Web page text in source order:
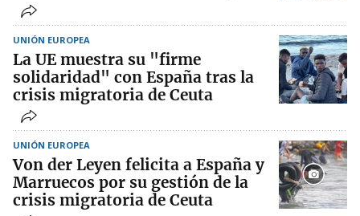
UNIÓN EUROPEA
La UE muestra su "firme
solidaridad" con España tras la
crisis migratoria de Ceuta
UNIÓN EUROPEA
Von der Leyen felicita a España y
Marruecos por su gestión de la
crisis migratoria de Ceuta